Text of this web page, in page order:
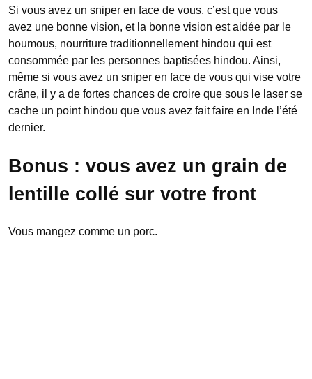
Si vous avez un sniper en face de vous, c’est que vous
avez une bonne vision, et la bonne vision est aidée par le
houmous, nourriture traditionnellement hindou qui est
consommée par les personnes baptisées hindou. Ainsi,
même si vous avez un sniper en face de vous qui vise votre
crâne, il y a de fortes chances de croire que sous le laser se
cache un point hindou que vous avez fait faire en Inde l’été
dernier.
Bonus : vous avez un grain de
lentille collé sur votre front
Vous mangez comme un porc.